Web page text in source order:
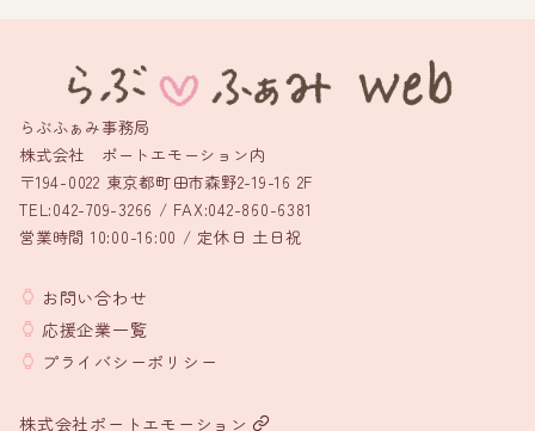
らぶふぁみ事務局
株式会社 ポートエモーション内
〒194-0022 東京都町田市森野2-19-16 2F
TEL:042-709-3266 / FAX:042-860-6381
営業時間 10:00-16:00 / 定休日 土日祝
お問い合わせ
応援企業一覧
プライバシーポリシー
株式会社ポートエモーション